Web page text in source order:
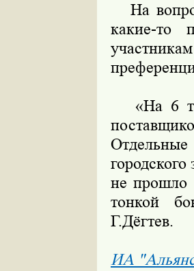
На
какие-то
«На 6
Отдельные
не прошло
тонкой
Г.Дёгтев.
ИА